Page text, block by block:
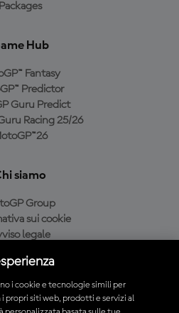
Packages
Hub
Fantasy
Predictor
Guru Predict
Racing 25/26
siamo
Group
sui cookie
legale
di acquisto
i cookie e tecnologie simili per
propri siti web, prodotti e servizi al